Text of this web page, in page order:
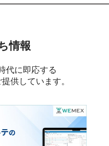
情報
代に即応する
供しています。